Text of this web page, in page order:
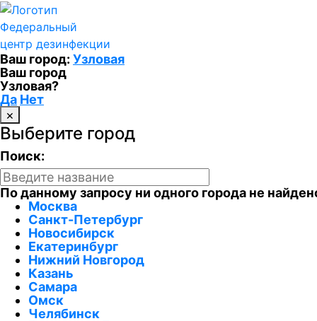
Федеральный
центр дезинфекции
Ваш город: Узловая
Ваш город
Узловая?
Да Нет
×
Выберите город
Поиск:
По данному запросу ни одного города не
Москва
Санкт-Петербург
Новосибирск
Екатеринбург
Нижний Новгород
Казань
Самара
Омск
Челябинск